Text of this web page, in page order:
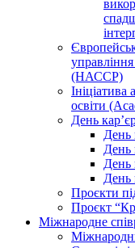
(НАССР)
Ініціатива
освіти
День
День
День
День
День
Проєкти
Проєкт
Міжнародне